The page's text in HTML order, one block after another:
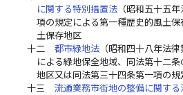
に関する特別措置法（昭和五十五
項の規定による第一種歴史的風土
土保存地区
十二
都市緑地法（昭和四十八年法
による緑地保全地域、同法第十二
地区又は同法第三十四条第一項の
十三
流通業務市街地の整備に関する